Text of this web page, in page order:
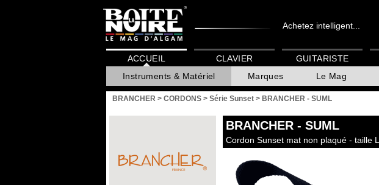
Achetez intelligent...
ACCUEIL
Instruments & Matériel
Marques Le Mag
CLAVIER GUITARISTE
BRANCHER > CORDONS > Série Sunset > BRANCHER - SUML
BRANCHER - SUML
Cordon Sunset mat non plaqué - taille L